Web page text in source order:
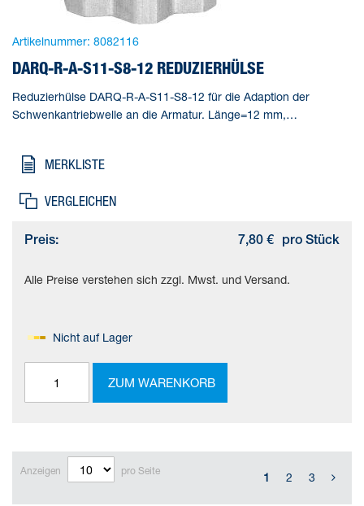
Artikelnummer: 8082116
DARQ-R-A-S11-S8-12 REDUZIERHÜLSE
Reduzierhülse DARQ-R-A-S11-S8-12 für die Adaption der
Schwenkantriebwelle an die Armatur. Länge=12 mm,
KBK=2 - mäßige Korrosionsbeanspruchung, Produktgewicht=7 g
MERKLISTE
VERGLEICHEN
Preis: 7,80 € pro Stück
Alle Preise verstehen sich zzgl. Mwst. und Versand.
Nicht auf Lager
ZUM WARENKORB
Anzeigen pro Seite 1 2 3